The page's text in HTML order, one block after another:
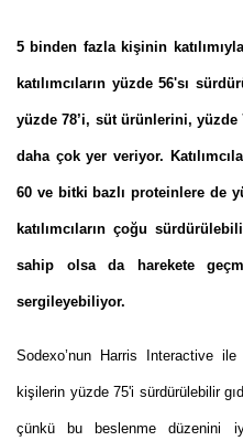
5 binden fazla kişinin
katılımcıların yüzde 56'sı
yüzde 78’i, süt ürünlerini,
daha çok yer veriyor.
60 ve bitki bazlı proteinlere de
katılımcıların çoğu
sahip olsa da harekete
sergileyebiliyor.
Sodexo’nun Harris Interactive ile
kişilerin yüzde 75'i sürdürülebilir
çünkü bu beslenme düzenini